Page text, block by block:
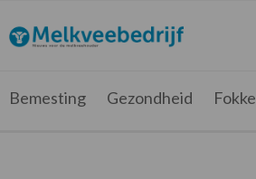
de
hoofdnavigatie
de
hoofd
de
eerste
de
voettekst
Melkveebedrijf.be
Nieuws
melkveehouder
Bemesting Gezondheid